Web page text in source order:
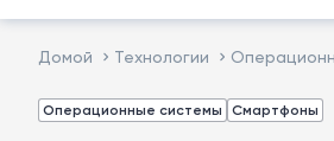
Домой Технологии
Операционные системы Смартфоны